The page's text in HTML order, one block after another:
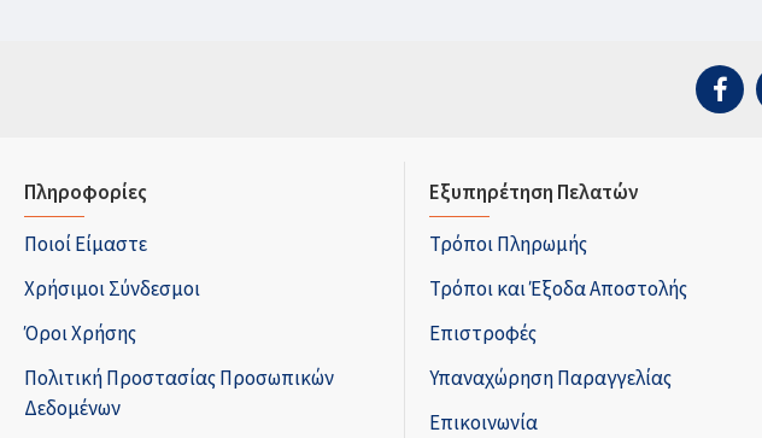
Πληροφορίες
Ποιοί Είμαστε
Χρήσιμοι Σύνδεσμοι
Όροι Χρήσης
Πολιτική Προστασίας Προσωπικών
Δεδομένων
Εξυπηρέτηση Πελατών
Τρόποι Πληρωμής
Τρόποι και Έξοδα Αποστολής
Επιστροφές
Υπαναχώρηση Παραγγελίας
Επικοινωνία